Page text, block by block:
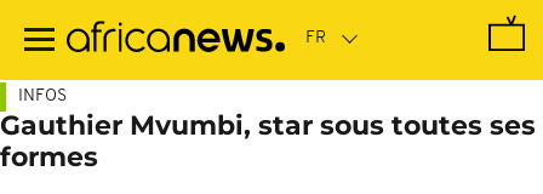
contenu
INFOS
Gauthier Mvumbi, star sous toutes ses
formes